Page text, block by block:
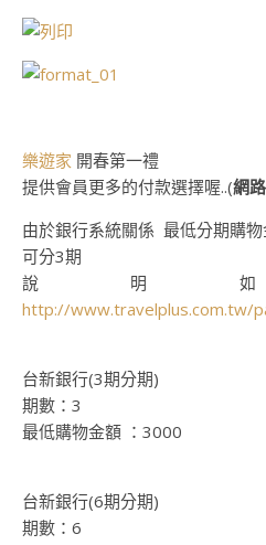
樂遊家 開春第一禮
提供會員更多的付款選擇喔..(網
由於銀行系統關係 最低分期購
可分3期
說明
http://www.travelplus.com.tw/
台新銀行(3期分期)
期數：3
最低購物金額 ：3000
台新銀行(6期分期)
期數：6